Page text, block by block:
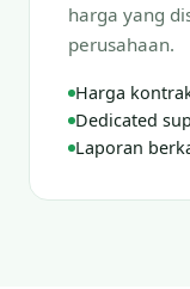
harga yang
perusahaan.
Harga
Dedicated
Laporan